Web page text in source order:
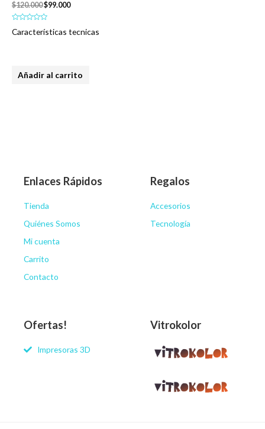
$120.000$99.000
en
Características tecnicas
Añadir al carrito
Enlaces Rápidos
Tienda
Quiénes Somos
Mi cuenta
Carrito
Contacto
Regalos
Accesorios
Tecnología
Ofertas!
Impresoras 3D
Vitrokolor